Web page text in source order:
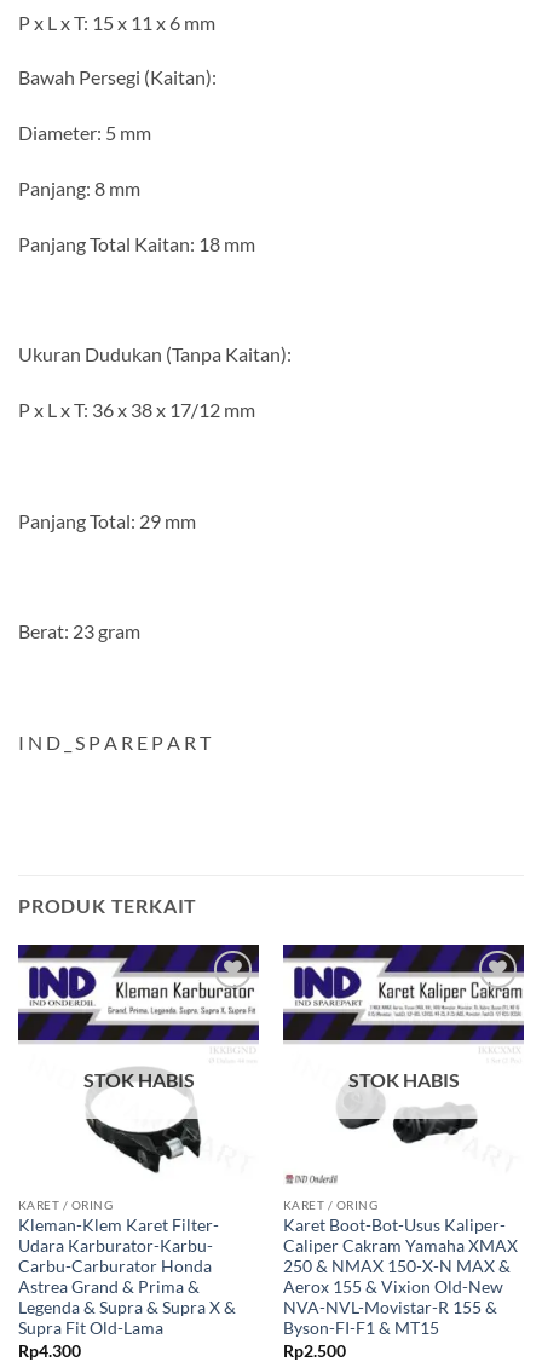
P x L x T: 15 x 11 x 6 mm
Bawah Persegi (Kaitan):
Diameter: 5 mm
Panjang: 8 mm
Panjang Total Kaitan: 18 mm
Ukuran Dudukan (Tanpa Kaitan):
P x L x T: 36 x 38 x 17/12 mm
Panjang Total: 29 mm
Berat: 23 gram
I N D _ S P A R E P A R T
PRODUK TERKAIT
Tambahkan
ke Wishlist
STOK HABIS
KARET / ORING
Kleman-Klem Karet Filter-
Udara Karburator-Karbu-
Carbu-Carburator Honda
Astrea Grand & Prima &
Legenda & Supra & Supra X &
Supra Fit Old-Lama
Rp4.300
Tambahkan
ke Wishlist
STOK HABIS
KARET / ORING
Karet Boot-Bot-Usus Kaliper-
Caliper Cakram Yamaha XMAX
250 & NMAX 150-X-N MAX &
Aerox 155 & Vixion Old-New
NVA-NVL-Movistar-R 155 &
Byson-FI-F1 & MT15
Rp2.500